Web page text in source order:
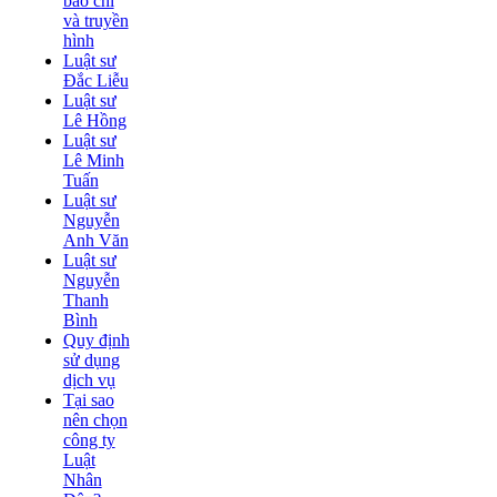
và truyền
hình
Luật sư
Đắc Liễu
Luật sư
Lê Hồng
Luật sư
Lê Minh
Tuấn
Luật sư
Nguyễn
Anh Văn
Luật sư
Nguyễn
Thanh
Bình
Quy định
sử dụng
dịch vụ
Tại sao
nên chọn
công ty
Luật
Nhân